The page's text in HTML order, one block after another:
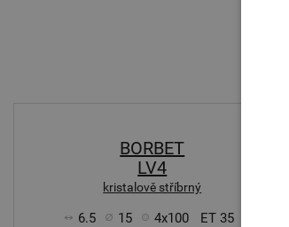
BORBET
LV4
kristalově stříbrný
6.5 15 4x100 ET 35